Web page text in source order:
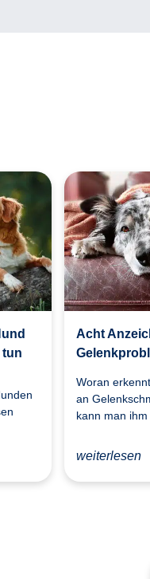
tun
Acht
Woran
an
kann man
weiterlesen